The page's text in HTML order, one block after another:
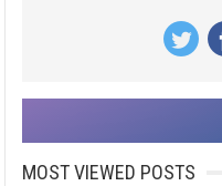
MOST VIEWED POSTS